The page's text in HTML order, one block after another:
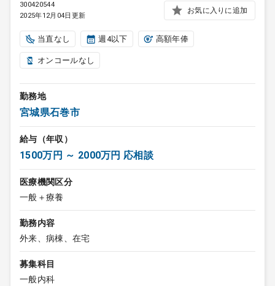
300420544
2025年12月04日更新
お気に入りに追加
当直なし 週4以下 高額年俸
オンコールなし
勤務地
宮城県石巻市
給与（年収）
1500万円 ～ 2000万円 応相談
医療機関区分
一般＋療養
勤務内容
外来、病棟、在宅
募集科目
一般内科